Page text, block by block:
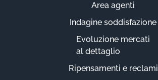
Area agenti
Indagine soddisfazione
Evoluzione mercati
al dettaglio
Ripensamenti e reclami